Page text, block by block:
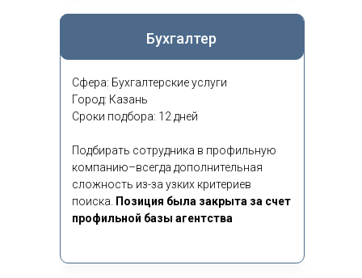
Бухгалтер
Сфера: Бухгалтерские услуги
Город: Казань
Сроки подбора: 12 дней
Подбирать сотрудника в профильную
компанию–всегда дополнительная
сложность из-за узких критериев
поиска.
Позиция была закрыта за счет
профильной базы агентства